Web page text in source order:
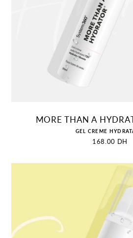
MORE THAN A
GEL CREME
Prix
168.00 DH